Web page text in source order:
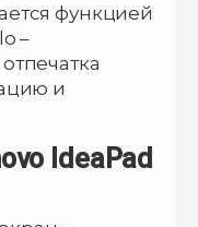
функцией
–
и
IdeaPad